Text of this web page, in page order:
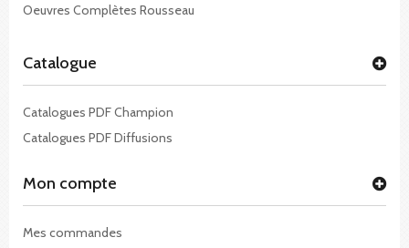
Oeuvres Complètes Rousseau
Catalogue
Catalogues PDF Champion
Catalogues PDF Diffusions
Mon compte
Mes commandes